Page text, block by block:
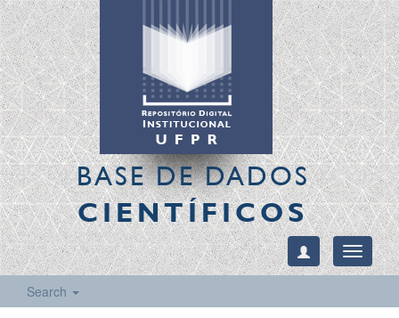
BASE DE DADOS
CIENTÍFICOS
Toggle
Search